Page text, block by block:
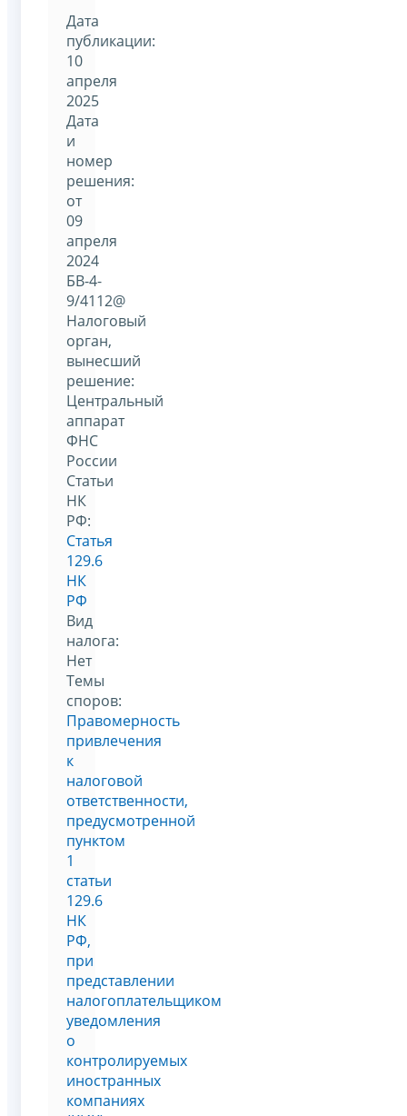
Дата
публикации:
10
апреля
2025
Дата
и
номер
решения:
от
09
апреля
2024
БВ-4-
9/4112@
Налоговый
орган,
вынесший
решение:
Центральный
аппарат
ФНС
России
Статьи
НК
РФ:
Статья
129.6
НК
РФ
Вид
налога:
Нет
Темы
споров:
Правомерность
привлечения
к
налоговой
ответственности,
предусмотренной
пунктом
1
статьи
129.6
НК
РФ,
при
представлении
налогоплательщиком
уведомления
о
контролируемых
иностранных
компаниях